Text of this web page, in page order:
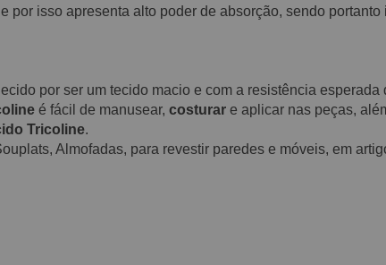
por isso apresenta alto poder de absorção, sendo
por ser um tecido macio e com a resistência esperada
é fácil de manusear, costurar e aplicar nas peças,
Tricoline.
Almofadas, para revestir paredes e móveis, em